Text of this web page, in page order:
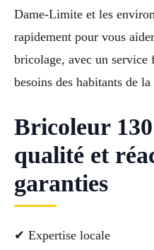
Dame-Limite et les
rapidement pour vous
bricolage, avec un service
besoins des habitants de
Bricoleur
qualité et
garanties
✔ Expertise locale